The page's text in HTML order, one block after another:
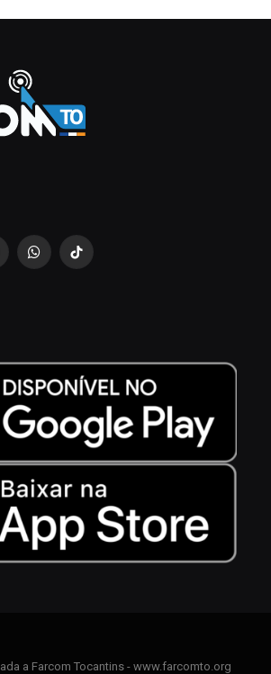
WhatsAppTikTok
a Farcom Tocantins - www.farcomto.org